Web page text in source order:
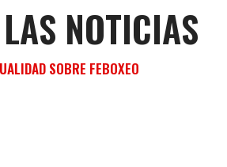
NOTICIAS
SOBRE FEBOXEO